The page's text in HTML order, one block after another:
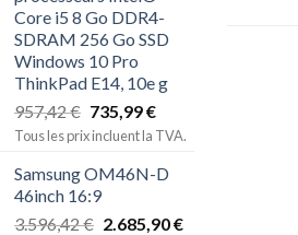
Core i5 8 Go DDR4-
SDRAM 256 Go SSD
Windows 10 Pro
ThinkPad E14, 10e g
957,42€ 735,99€
Tous les prix incluent la TVA.
Samsung OM46N-D
46inch 16:9
3.596,42€ 2.685,90€